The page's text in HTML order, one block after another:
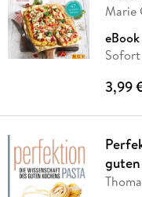
Marie
3,99